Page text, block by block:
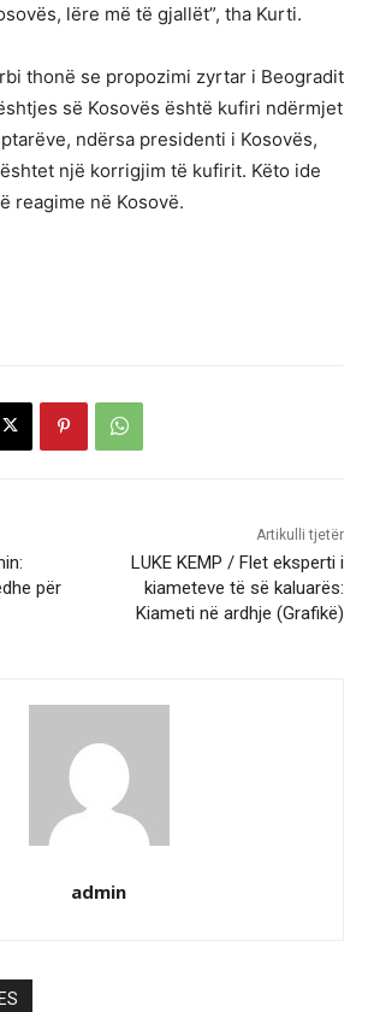
lëre më të gjallët”, tha Kurti.
thonë se propozimi zyrtar i Beogradit
së Kosovës është kufiri ndërmjet
ndërsa presidenti i Kosovës,
një korrigjim të kufirit. Këto ide
reagime në Kosovë.
për
Artikulli tjetër
LUKE KEMP / Flet eksperti i
kiameteve të së kaluarës:
Kiameti në ardhje (Grafikë)
admin